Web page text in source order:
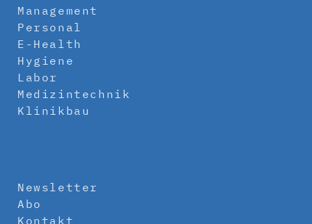
Management
Personal
E-Health
Hygiene
Labor
Medizintechnik
Klinikbau
Newsletter
Abo
Kontakt